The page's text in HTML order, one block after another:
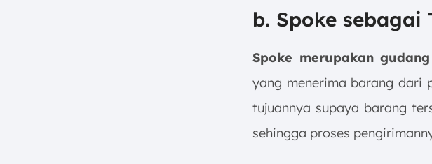
b. Spoke
Spoke merupakan
yang menerima barang dari
tujuannya supaya barang
sehingga proses